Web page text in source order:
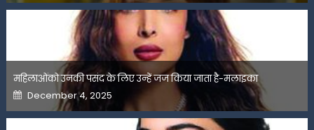
महिलाओंको उनकी पसंद के लिए उन्हें जज किया जाता है-मलाइका
Posted
on
December 4, 2025